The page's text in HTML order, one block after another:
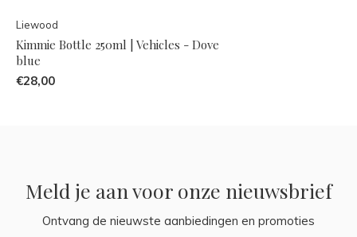
Liewood
Kimmie Bottle 250ml | Vehicles - Dove
blue
€28,00
Meld je aan voor onze nieuwsbrief
Ontvang de nieuwste aanbiedingen en promoties